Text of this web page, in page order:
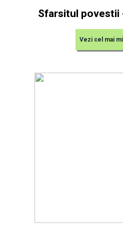
Sfarsitul povestii
Vezi cel mai